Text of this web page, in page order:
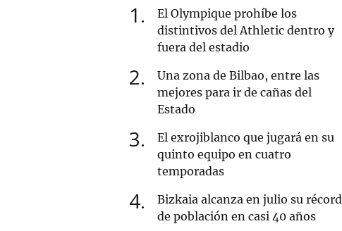
1
El Olympique prohíbe los
distintivos del Athletic dentro y
fuera del estadio
2
Una zona de Bilbao, entre las
mejores para ir de cañas del
Estado
3
El exrojiblanco que jugará en su
quinto equipo en cuatro
temporadas
4
Bizkaia alcanza en julio su récord
de población en casi 40 años